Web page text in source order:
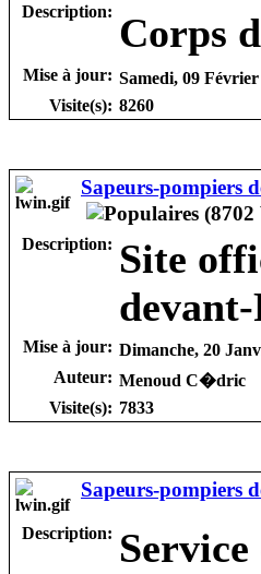
Description: Corps
Mise à jour: Samedi, 09
Visite(s): 8260
Sapeurs-pompiers
Description: Site
Mise à jour: Dimanche, 20
Auteur: Menoud C�dric
Visite(s): 7833
Sapeurs-pompiers
Description: